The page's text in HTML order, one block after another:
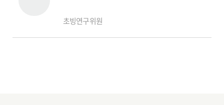
초빙연구위원